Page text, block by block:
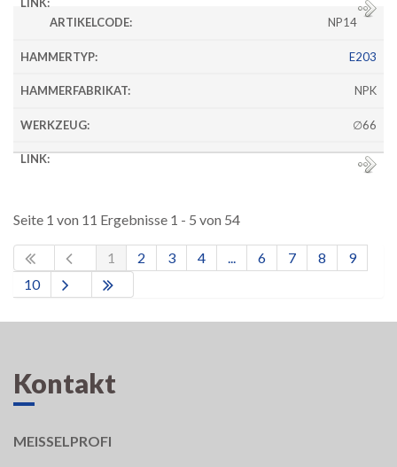
NP14
E203
NPK
∅66
Seite 1 von 11 Ergebnisse 1 - 5 von 54
1 2 3 4 6 7 8
9
10
Kontakt
MEISSELPROFI